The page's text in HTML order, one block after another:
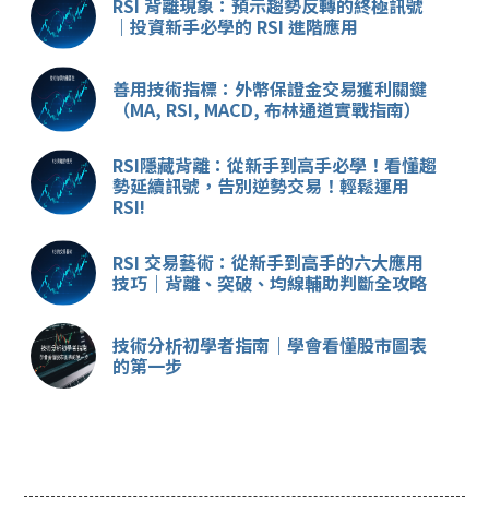
RSI 背離現象：預示趨勢反轉的終極訊號
｜投資新手必學的 RSI 進階應用
善用技術指標：外幣保證金交易獲利關鍵
（MA, RSI, MACD, 布林通道實戰指南）
RSI隱藏背離：從新手到高手必學！看懂趨
勢延續訊號，告別逆勢交易！輕鬆運用
RSI!
RSI 交易藝術：從新手到高手的六大應用
技巧｜背離、突破、均線輔助判斷全攻略
技術分析初學者指南｜學會看懂股市圖表
的第一步